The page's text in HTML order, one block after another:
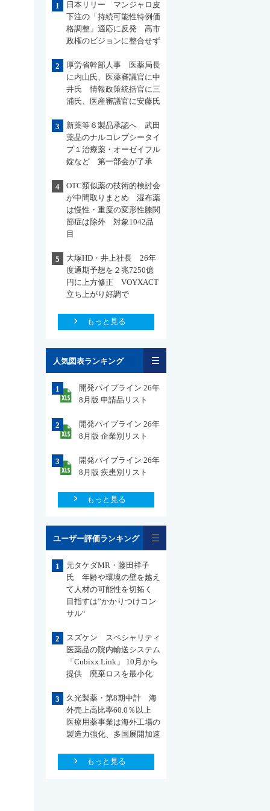
1
日本リリー マンジャロ皮
下注の「持続可能性特例価
格調整」適応に反発 高市
政権のビジョンに整合せず
2
厚労省幹部人事 医薬局長
に内山氏、医薬審議官に中
井氏 情報政策統括官に三
浦氏、医産審議官に安藤氏
3
新薬等６製品承認へ 武田
薬品のナルコレプシータイ
プ１治療薬・オーゼイフル
錠など 第一部会が了承
4
OTC類似薬の技術的検討会
が中間取りまとめ 湿布薬
は慢性・重度の変形性膝関
節症は除外 対象1042品
目
5
大塚HD・井上社長 26年
度通期予想を２兆7250億
円に上方修正 VOYXACT
立ち上がり好調で
もっと見る
人気図表ランキング
1
開発パイプライン 26年
8月版 申請品リスト
2
開発パイプライン 26年
8月版 企業別リスト
3
開発パイプライン 26年
8月版 疾患別リスト
もっと見る
ユーザー評価ランキング
1
元タケダMR・藤田祥子
氏 年齢や環境の壁を越え
て人材の可能性を切拓く
目指すは”かかりつけコン
サル“
2
スズケン スペシャリティ
医薬品の院内輸送システム
「Cubixx Link」 10月から
提供 廃棄ロスを最小化
3
久光製薬・第8期中計 海
外売上高比率60.0％以上
医療用薬事業は海外工場の
製造力強化、多国展開加速
もっと見る